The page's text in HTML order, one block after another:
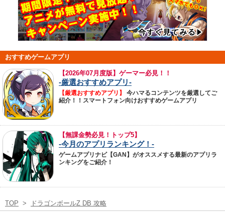
おすすめゲームアプリ
【2026年07月度版】ゲーマー必見！！
-厳選おすすめアプリ-
【厳選おすすめアプリ】
今ハマるコンテンツを厳選してご
紹介！！スマートフォン向けおすすめゲームアプリ
【無課金勢必見！トップ5】
-今月のアプリランキング！-
ゲームアプリナビ【GAN】がオススメする最新のアプリラ
ンキングをご紹介！
TOP > ドラゴンボールZ DB 攻略